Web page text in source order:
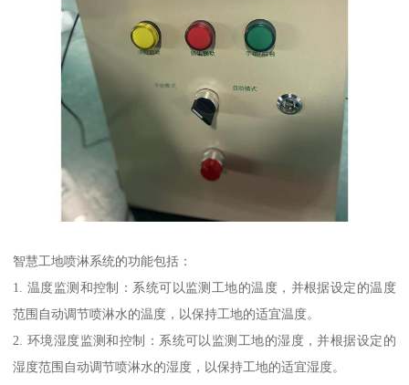
智慧工地喷淋系统的功能包括：
1. 温度监测和控制：系统可以监测工地的温度，并根据设定的温度
范围自动调节喷淋水的温度，以保持工地的适宜温度。
2. 环境湿度监测和控制：系统可以监测工地的湿度，并根据设定的
湿度范围自动调节喷淋水的湿度，以保持工地的适宜湿度。